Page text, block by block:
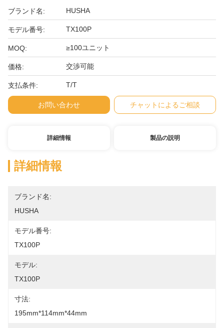
ブランド名: HUSHA
モデル番号: TX100P
MOQ: ≥100ユニット
価格: 交渉可能
支払条件: T/T
お問い合わせ チャットによるご相談
詳細情報 製品の説明
詳細情報
ブランド名:
HUSHA
モデル番号:
TX100P
モデル:
TX100P
寸法:
195mm*114mm*44mm